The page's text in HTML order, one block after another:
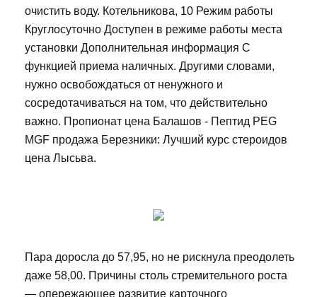
очистить воду. Котельникова, 10 Режим работы
Круглосуточно Доступен в режиме работы места
установки Дополнительная информация С
функцией приема наличных. Другими словами,
нужно освобождаться от ненужного и
сосредотачиваться на том, что действительно
важно. Пропионат цена Балашов - Пептид PEG
MGF продажа Березники: Лучший курс стероидов
цена Лысьва.
Пара доросла до 57,95, но не рискнула преодолеть
даже 58,00. Причины столь стремительного роста
— опережающее развитие карточного